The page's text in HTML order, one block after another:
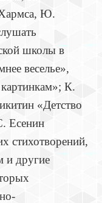
Ю.
школы в
веселье»,
К.
«Детство
Есенин
стихотворений,
и другие